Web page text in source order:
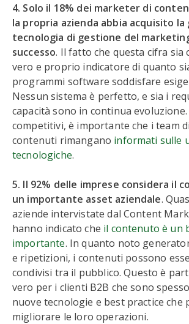
4. Solo il 18% dei marketer di
la propria azienda abbia acquisito la
tecnologia di gestione del
successo. Il fatto che questa cifra sia
vero e proprio indicatore di quanto
programmi software soddisfare
Nessun sistema è perfetto, e sia i
capacità sono in continua
competitivi, è importante che i team
contenuti rimangano informati sulle
tecnologiche.
5. Il 92% delle imprese considera il
un importante asset aziendale.
aziende intervistate dal Content
hanno indicato che il contenuto è un
importante. In quanto noto
e ripetizioni, i contenuti possono
condivisi tra il pubblico. Questo è
vero per i clienti B2B che sono
nuove tecnologie e best practice che
migliorare le loro operazioni.